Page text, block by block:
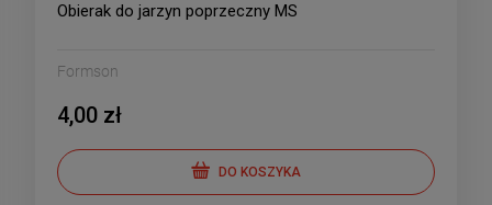
Obierak do jarzyn poprzeczny MS
Formson
4,00 zł
DO KOSZYKA